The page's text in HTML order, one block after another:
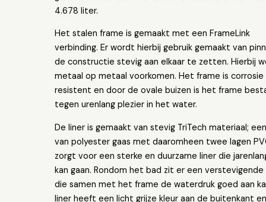
4.678 liter.
Het stalen frame is gemaakt met een FrameLink
verbinding. Er wordt hierbij gebruik gemaakt van
de constructie stevig aan elkaar te zetten. Hierbij
metaal op metaal voorkomen. Het frame is corrosie
resistent en door de ovale buizen is het frame
tegen urenlang plezier in het water.
De liner is gemaakt van stevig TriTech materiaal;
van polyester gaas met daaromheen twee lagen
zorgt voor een sterke en duurzame liner die
kan gaan. Rondom het bad zit er een verstevigende
die samen met het frame de waterdruk goed aan
liner heeft een licht grijze kleur aan de buitenkant